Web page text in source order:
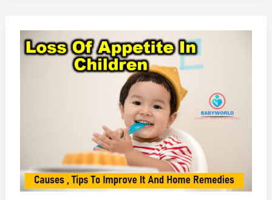
बाळाला
भूक
न
लागण्याची
Appetite
In
Children